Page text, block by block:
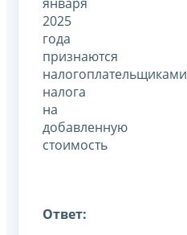
2025
года
признаются
налогоплательщиками
налога
на
добавленную
стоимость
Ответ: